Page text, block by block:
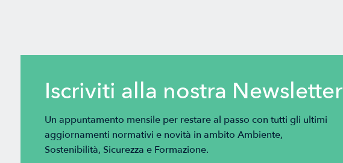
Iscriviti alla nostra Newsletter
Un appuntamento mensile per restare al passo con tutti gli ultimi
aggiornamenti normativi e novità in ambito Ambiente,
Sostenibilità, Sicurezza e Formazione.